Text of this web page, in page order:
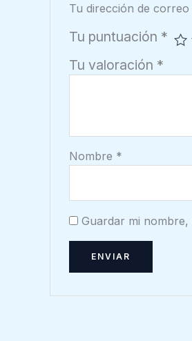
Tu dirección de
Tu puntuación *
Tu valoración *
Nombre *
Guardar mi